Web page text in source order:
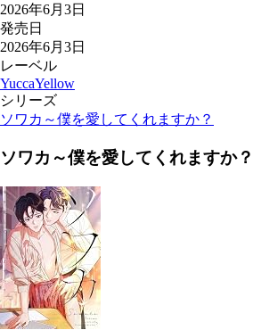
2026年6月3日
発売日
2026年6月3日
レーベル
YuccaYellow
シリーズ
ソワカ～僕を愛してくれますか？
ソワカ～僕を愛してくれますか？